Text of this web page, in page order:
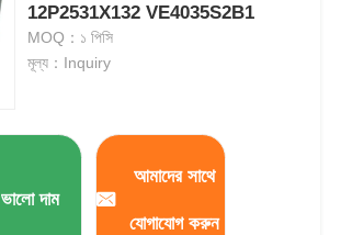
12P2531X132 VE4035S2B1
MOQ：১ পিসি
মূল্য：Inquiry
ভালো দাম
আমাদের সাথে
যোগাযোগ করুন